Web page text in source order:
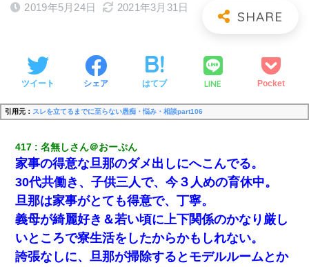
2019年5月24日 2021年3月31日
ツイート シェア はてブ LINE Pocket
引用元： スレを立てるまでに至らない愚痴・悩み・相談part106
417 名無しさん＠おーぷん
家事の得意な旦那のダメ出しにへこんでる。
30代共働き、子供三人で、今３人めの育休中。
旦那は家事がとても得意で、丁寧。
義母が綺麗好き＆若い頃に上下関係のかなり厳し
いところで寮生活をしたからかもしれない。
誇張なしに、旦那が掃除するとモデルルームとか